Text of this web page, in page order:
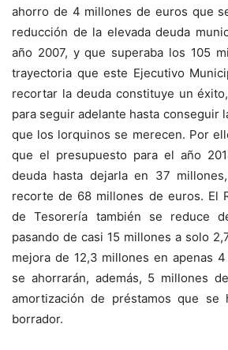
ahorro de 4 millones de euros que
reducción de la elevada deuda
año 2007, y que superaba los 105
trayectoria que este Ejecutivo
recortar la deuda constituye un
para seguir adelante hasta conseguir
que los lorquinos se merecen. Por
que el presupuesto para el año
deuda hasta dejarla en 37
recorte de 68 millones de euros. El
de Tesorería también se reduce
pasando de casi 15 millones a solo
mejora de 12,3 millones en apenas
se ahorrarán, además, 5 millones
amortización de préstamos que se
borrador.